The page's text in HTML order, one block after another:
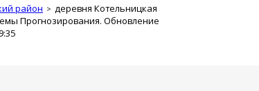
район
деревня Котельницкая
Прогнозирования. Обновление